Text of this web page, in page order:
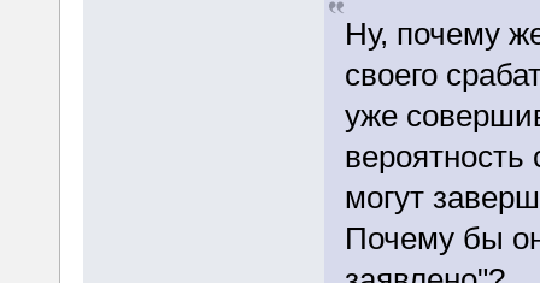
Ну, почему
своего
уже
могут
Почему бы